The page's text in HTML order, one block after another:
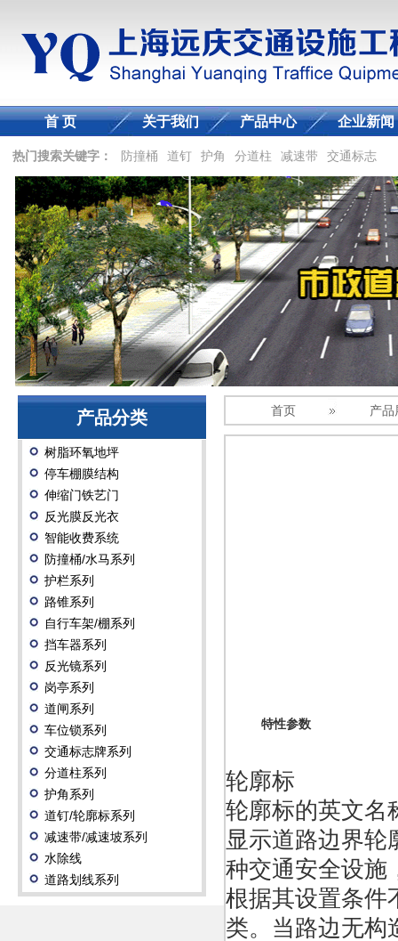
首 页 关于我们 产品中心 企业新闻
热门搜索关键字： 防撞桶 道钉 护角 分道柱 减速带 交通标志
产品分类
树脂环氧地坪
停车棚膜结构
伸缩门铁艺门
反光膜反光衣
智能收费系统
防撞桶/水马系列
护栏系列
路锥系列
自行车架/棚系列
挡车器系列
反光镜系列
岗亭系列
道闸系列
车位锁系列
交通标志牌系列
分道柱系列
护角系列
道钉/轮廓标系列
减速带/减速坡系列
水除线
道路划线系列
首页 产品
特性参数
轮廓标
轮廓标的英文名
显示道路边界轮
种交通安全设施
根据其设置条件
类。当路边无构